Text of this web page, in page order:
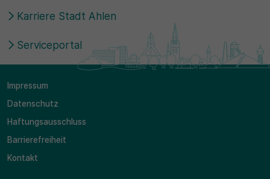
Karriere Stadt Ahlen
Serviceportal
Impressum
Datenschutz
Haftungsausschluss
Barrierefreiheit
Kontakt